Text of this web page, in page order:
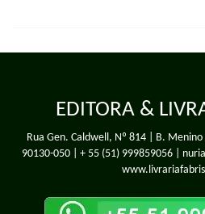
EDITORA &
Rua Gen. Caldwell, Nº 814 | B.
90130-050 | + 55 (51) 999859056|